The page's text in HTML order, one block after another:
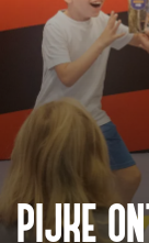
PIJKE